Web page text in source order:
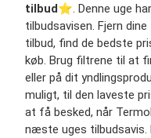
tilbud⭐️. Denne uge
tilbudsavisen. Fjern
tilbud, find de bedste
køb. Brug filtrene til at
eller på dit
muligt, til den laveste
at få besked, når
næste uges tilbudsavis.